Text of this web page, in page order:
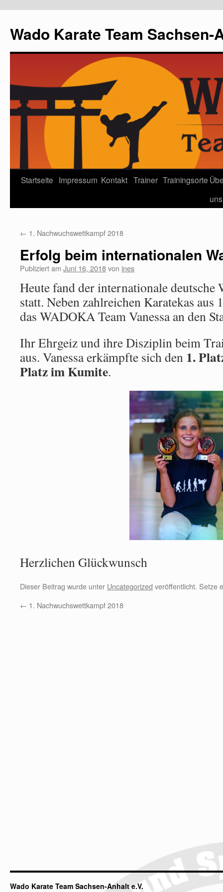
Wado Karate Team Sachsen-
Startseite Impressum Kontakt Trainer Trainingsorte
uns
← 1. Nachwuchswettkampf 2018
Erfolg beim internationalen
Publiziert am Juni 16, 2018von ines
Heute fand der internationale deutsche
statt. Neben zahlreichen Karatekas
das WADOKA Team Vanessa an den
Ihr Ehrgeiz und ihre Disziplin beim
aus. Vanessa erkämpfte sich den 1.
Platz im Kumite.
Herzlichen Glückwunsch
Dieser Beitrag wurde unter Uncategorized veröffentlicht. Setze
← 1. Nachwuchswettkampf 2018
Wado Karate Team Sachsen-Anhalt e.V.